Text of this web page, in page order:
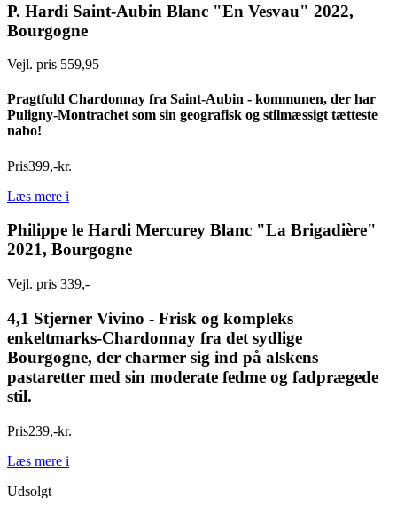
P. Hardi Saint-Aubin Blanc "En Vesvau" 2022,
Bourgogne
Vejl. pris 559,95
Pragtfuld Chardonnay fra Saint-Aubin - kommunen, der har
Puligny-Montrachet som sin geografisk og stilmæssigt tætteste
nabo!
Pris399,-kr.
Læs mere i
Philippe le Hardi Mercurey Blanc "La Brigadière"
2021, Bourgogne
Vejl. pris 339,-
4,1 Stjerner Vivino - Frisk og kompleks
enkeltmarks-Chardonnay fra det sydlige
Bourgogne, der charmer sig ind på alskens
pastaretter med sin moderate fedme og fadprægede
stil.
Pris239,-kr.
Læs mere i
Udsolgt